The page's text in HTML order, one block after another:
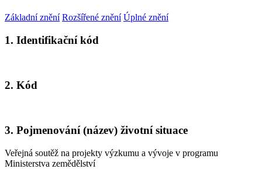
Základní znění Rozšířené znění Úplné znění
1. Identifikační kód
2. Kód
3. Pojmenování (název) životní situace
Veřejná soutěž na projekty výzkumu a vývoje v programu
Ministerstva zemědělství